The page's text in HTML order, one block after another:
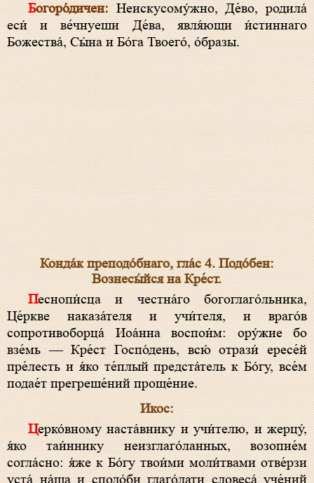
Богоро́дичен:Неискусому́жно, Де́во, родила́
еси́ и ве́чнуеши Де́ва, явля́ющи и́стиннаго
Божества́, Сы́на и Бо́га Твоего́, о́бразы.
Конда́к преподо́бнаго, гла́с 4. Подо́бен:
Вознесы́йся на Кре́ст.
Песнопи́сца и честна́го богоглаго́льника,
Це́ркве наказа́теля и учи́теля, и враго́в
сопротивоборца́ Иоа́нна воспои́м: ору́жие бо
взе́мь — Кре́ст Госпо́день, всю́ отрази́ ересе́й
пре́лесть и я́ко те́плый предста́тель к Бо́гу, все́м
подае́т прегреше́ний проще́ние.
Икос:
Церко́вному наста́внику и учи́телю, и жерцу́,
я́ко таи́ннику неизглаго́ланных, возопие́м
согла́сно: я́же к Бо́гу твои́ми моли́твами отве́рзи
уста́ на́ша и сподо́би глаго́лати словеса́ уче́ний